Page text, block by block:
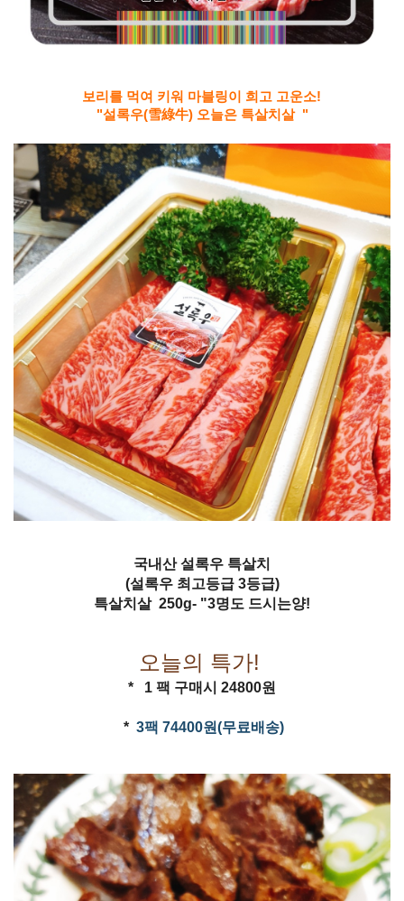
보리를 먹여 키워 마블링이 희고 고운소!
"설록우(雪綠牛) 오늘은 특살치살 "
국내산 설록우 특살치
(설록우 최고등급 3등급)
특살치살 250g- "3명도 드시는양!
오늘의 특가!
* 1 팩 구매시 24800원
* 3팩 74400원(무료배송)